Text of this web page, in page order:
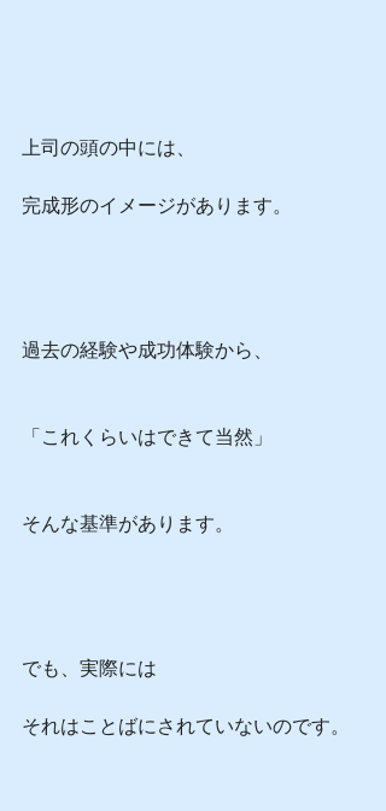
上司の頭の中には、
完成形のイメージがあります。
過去の経験や成功体験から、
「これくらいはできて当然」
そんな基準があります。
でも、実際には
それはことばにされていないのです。